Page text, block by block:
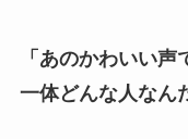
「あのかわいい声
一体どんな人なん